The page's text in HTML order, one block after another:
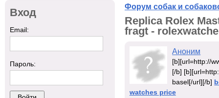
Форум собак и
Replica Rolex
fragt -
Аноним
[b][url=http://
[/b]
basel[/url][/b]
watches price
Вход
Email:
Пароль: